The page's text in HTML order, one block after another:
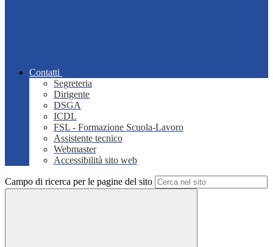
Contatti
Segreteria
Dirigente
DSGA
ICDL
FSL - Formazione Scuola-Lavoro
Assistente tecnico
Webmaster
Accessibilità sito web
Campo di ricerca per le pagine del sito